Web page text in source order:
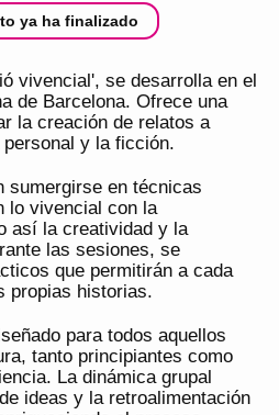
ya ha finalizado
vivencial', se desarrolla en el
de Barcelona. Ofrece una
la creación de relatos a
y la ficción.
sumergirse en técnicas
lo vivencial con la
así la creatividad y la
las sesiones, se
que permitirán a cada
propias historias.
para todos aquellos
tanto principiantes como
La dinámica grupal
ideas y la retroalimentación